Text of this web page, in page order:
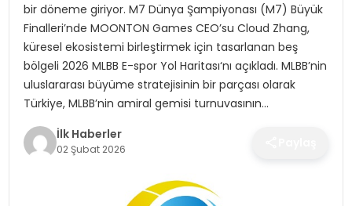
TEKNOLOJI
YAŞAM
bir döneme giriyor. M7 Dünya Şampiyonası (M7) Büyük
Finalleri’nde MOONTON Games CEO’su Cloud Zhang,
küresel ekosistemi birleştirmek için tasarlanan beş
bölgeli 2026 MLBB E-spor Yol Haritası‘nı açıkladı. MLBB’nin
uluslararası büyüme stratejisinin bir parçası olarak
Türkiye, MLBB’nin amiral gemisi turnuvasının…
İlk Haberler
02 Şubat 2026